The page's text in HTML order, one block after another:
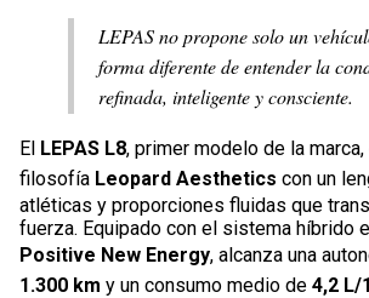
LEPAS no propone solo un
forma diferente de entender la
refinada, inteligente y consciente.
El LEPAS L8, primer modelo de la marca,
filosofía Leopard Aesthetics con un
atléticas y proporciones fluidas que
fuerza. Equipado con el sistema híbrido
Positive New Energy, alcanza una
1.300 km y un consumo medio de 4,2 L/